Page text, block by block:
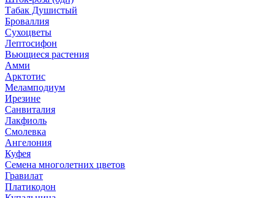
Табак Душистый
Броваллия
Сухоцветы
Лептосифон
Вьющиеся растения
Амми
Арктотис
Меламподиум
Ирезине
Санвиталия
Лакфиоль
Смолевка
Ангелония
Куфея
Семена многолетних цветов
Гравилат
Платикодон